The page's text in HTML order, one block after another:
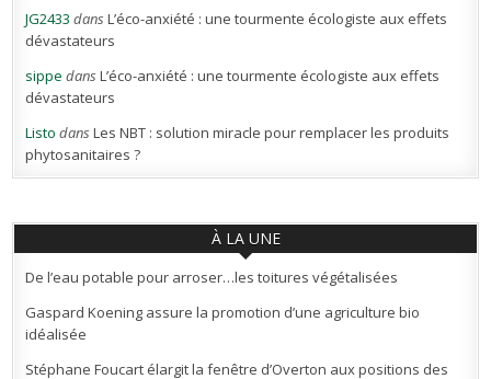
JG2433 dansL’éco-anxiété : une tourmente écologiste aux effets
dévastateurs
sippe dansL’éco-anxiété : une tourmente écologiste aux effets
dévastateurs
Listo dansLes NBT : solution miracle pour remplacer les produits
phytosanitaires ?
À LA UNE
De l’eau potable pour arroser…les toitures végétalisées
Gaspard Koening assure la promotion d’une agriculture bio
idéalisée
Stéphane Foucart élargit la fenêtre d’Overton aux positions des